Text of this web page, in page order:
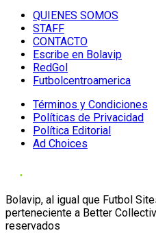
QUIENES SOMOS
STAFF
CONTACTO
Escribe en Bolavip
RedGol
Futbolcentroamerica
Términos y Condiciones
Políticas de Privacidad
Política Editorial
Ad Choices
Bolavip, al igual que Futbol
perteneciente a Better
reservados